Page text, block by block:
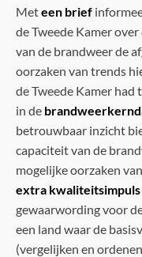
Meteen brief
de Tweede Kamer
van de brandweer de
oorzaken van trends
de Tweede Kamer had
in de
betrouwbaar inzicht
capaciteit van de
mogelijke oorzaken
extra kwaliteitsimpuls
gewaarwording voor
een land waar de
(vergelijken en